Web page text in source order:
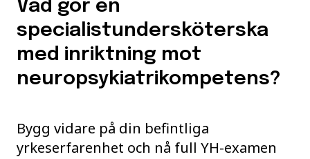
Vad gör en
specialistundersköterska
med inriktning mot
neuropsykiatrikompetens?
Bygg vidare på din befintliga
yrkeserfarenhet och nå full YH-examen